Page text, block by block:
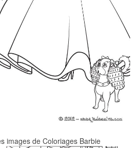
images de Coloriages Barbie